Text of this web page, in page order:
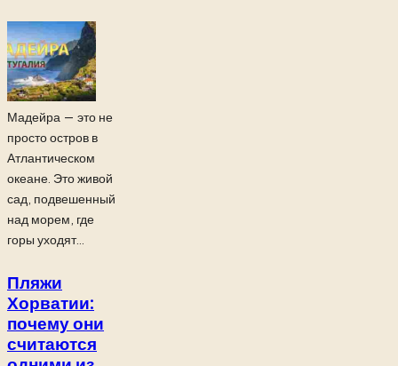
Мадейра — это не
просто остров в
Атлантическом
океане. Это живой
сад, подвешенный
над морем, где
горы уходят...
Пляжи
Хорватии:
почему они
считаются